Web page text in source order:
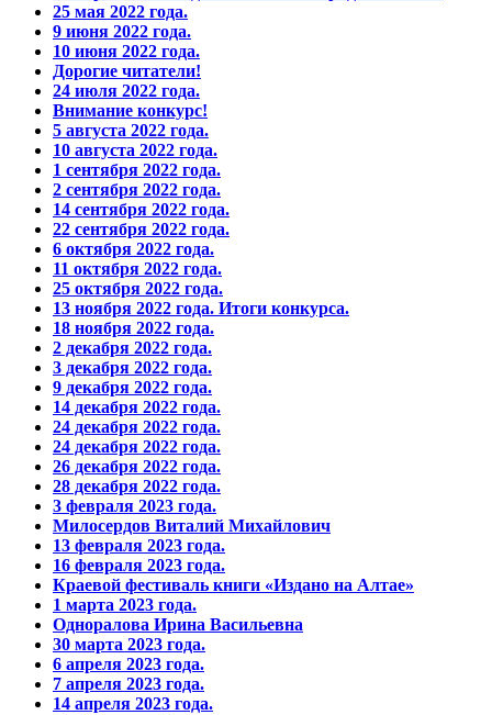
25 мая 2022 года.
9 июня 2022 года.
10 июня 2022 года.
Дорогие читатели!
24 июля 2022 года.
Внимание конкурс!
5 августа 2022 года.
10 августа 2022 года.
1 сентября 2022 года.
2 сентября 2022 года.
14 сентября 2022 года.
22 сентября 2022 года.
6 октября 2022 года.
11 октября 2022 года.
25 октября 2022 года.
13 ноября 2022 года. Итоги конкурса.
18 ноября 2022 года.
2 декабря 2022 года.
3 декабря 2022 года.
9 декабря 2022 года.
14 декабря 2022 года.
24 декабря 2022 года.
24 декабря 2022 года.
26 декабря 2022 года.
28 декабря 2022 года.
3 февраля 2023 года.
Милосердов Виталий Михайлович
13 февраля 2023 года.
16 февраля 2023 года.
Краевой фестиваль книги «Издано на Алтае»
1 марта 2023 года.
Одноралова Ирина Васильевна
30 марта 2023 года.
6 апреля 2023 года.
7 апреля 2023 года.
14 апреля 2023 года.